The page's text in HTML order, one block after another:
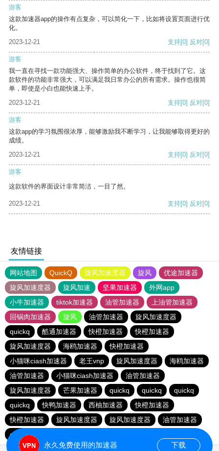
游客
这款加速器app的操作有点复杂，可以简化一下，比如将设置页面进行优
化。
2023-12-21
支持[0] 反对[0]
游客
我一直在寻找一款功能强大、操作简单的办公软件，终于找到了它。这
款软件的功能非常强大，可以满足我日常办公的所有需求。操作也很简
单，即使是小白也能快速上手。
2023-12-21
支持[0] 反对[0]
游客
这款app的学习氛围很浓厚，能够激励我不断学习，让我能够取得更好的
成绩。
2023-12-21
支持[0] 反对[0]
游客
这款软件的界面设计非常简洁，一目了然。
2023-12-21 支持[0] 反对[0]
友情链接
网站地图 QuickQ 旋风加速度器 旋风
优途加速器
旋风加速度器
旋风加速 坚果加速器
外网app
小牛加速器
tiktok加速器 油管加速器
上油管加速器
回锅肉加速器
旋风 油管加速器
旋风加速度器
quickq
酷通加速器 快橙加速器
快橙加速器
旋风加速度器
海鸥加速器
快橙加速器
小猫咪ciash加速器
老王vnp 旋风加速度器
海鸥加速器
油管加速器
小猫咪ciash加速器
油管加速器
旋风加速度器
芒果加速器 quickq quickq
quickq
quickq
快鸭加速器 西柚加速器
快橙加速器
快橙加速器
旋风加速度器 旋风加速度器
油管加速器
quickq
永久免费使用的加速器 下载